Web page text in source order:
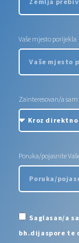
Vaše mjesto porijekla
Zainteresovan/a
Poruka/pojasnite
Saglasan/a
bh.dijaspore te